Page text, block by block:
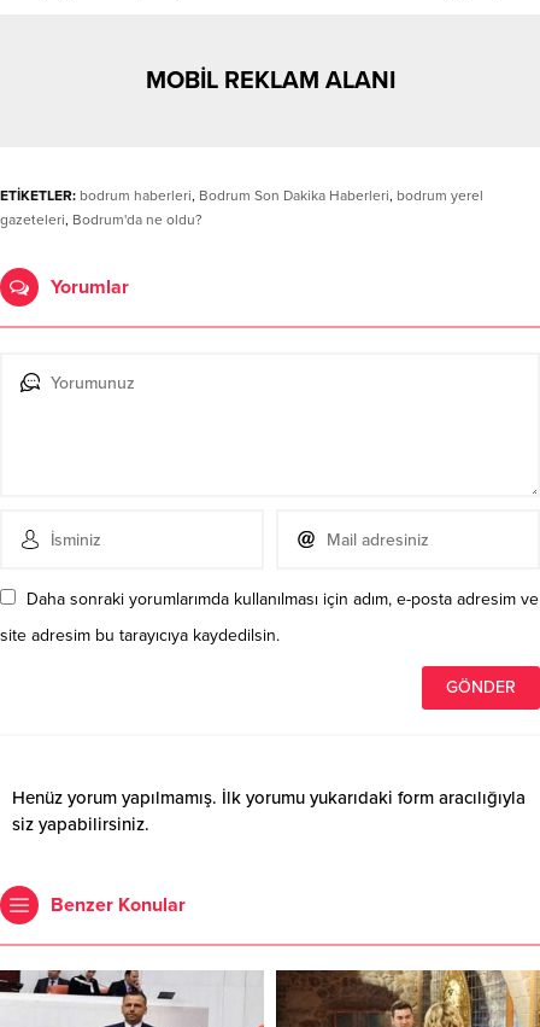
MOBİL REKLAM ALANI
ETİKETLER: bodrum haberleri, Bodrum Son Dakika Haberleri, bodrum yerel
gazeteleri, Bodrum'da ne oldu?
Yorumlar
Daha sonraki yorumlarımda kullanılması için adım, e-posta adresim ve
site adresim bu tarayıcıya kaydedilsin.
Henüz yorum yapılmamış. İlk yorumu yukarıdaki form aracılığıyla
siz yapabilirsiniz.
Benzer Konular